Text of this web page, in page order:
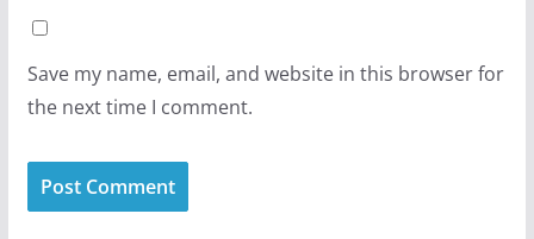
Save my name, email, and website in this browser for
the next time I comment.